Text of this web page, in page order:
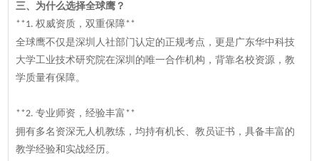
三、 为什么选择全球鹰？
**1.权威资质，双重保障**
全球鹰不仅是深圳人社部门认定的正规考点，更是广东华中科技
大学工业技术研究院在深圳的唯一合作机构，背靠名校资源，教
学质量有保障。
**2.专业师资，经验丰富**
拥有多名资深无人机教练，均持有机长、教员证书，具备丰富的
教学经验和实战经历。